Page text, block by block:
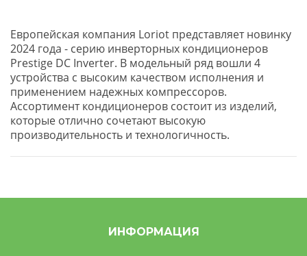
Европейская компания Loriot представляет новинку
2024 года - серию инверторных кондиционеров
Prestige DC Inverter. В модельный ряд вошли 4
устройства с высоким качеством исполнения и
применением надежных компрессоров.
Ассортимент кондиционеров состоит из изделий,
которые отлично сочетают высокую
производительность и технологичность.
ИНФОРМАЦИЯ